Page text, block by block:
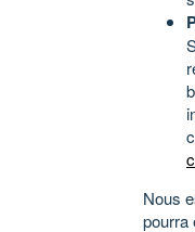
Nous
pourra